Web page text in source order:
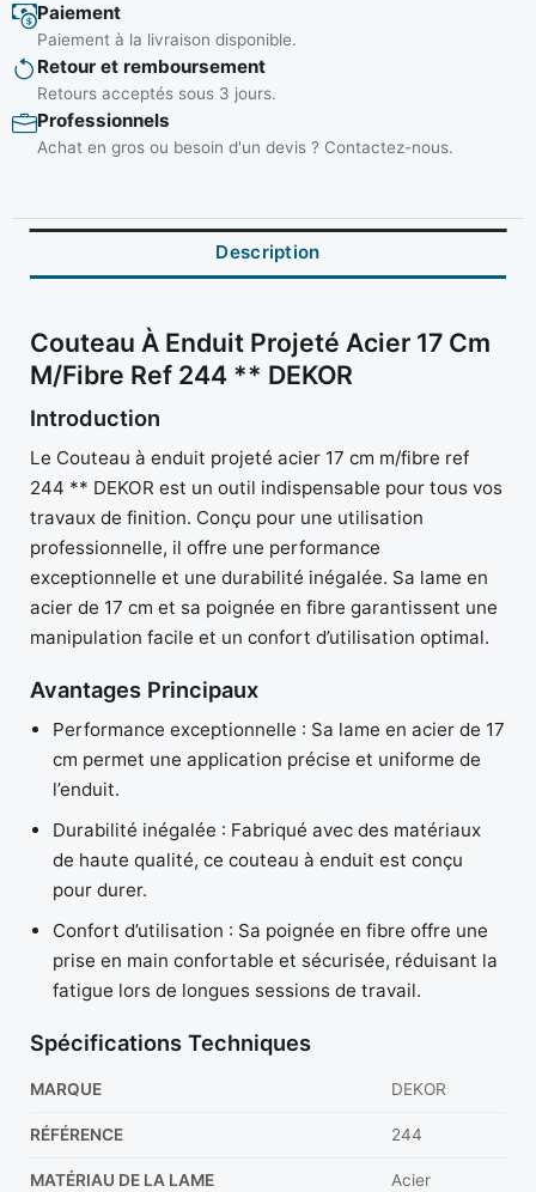
Paiement
Paiement à la livraison disponible.
Retour et remboursement
Retours acceptés sous 3 jours.
Professionnels
Achat en gros ou besoin d'un devis ? Contactez-nous.
Description
Couteau À Enduit Projeté Acier 17 Cm
M/fibre Ref 244 ** DEKOR
Introduction
Le Couteau à enduit projeté acier 17 cm m/fibre ref
244 ** DEKOR est un outil indispensable pour tous vos
travaux de finition. Conçu pour une utilisation
professionnelle, il offre une performance
exceptionnelle et une durabilité inégalée. Sa lame en
acier de 17 cm et sa poignée en fibre garantissent une
manipulation facile et un confort d’utilisation optimal.
Avantages Principaux
Performance exceptionnelle : Sa lame en acier de 17
cm permet une application précise et uniforme de
l’enduit.
Durabilité inégalée : Fabriqué avec des matériaux
de haute qualité, ce couteau à enduit est conçu
pour durer.
Confort d’utilisation : Sa poignée en fibre offre une
prise en main confortable et sécurisée, réduisant la
fatigue lors de longues sessions de travail.
Spécifications Techniques
MARQUE DEKOR
RÉFÉRENCE 244
MATÉRIAU DE LA LAME Acier